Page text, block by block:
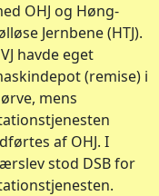
OHJ og Høng-
Jernbene (HTJ).
havde eget
(remise) i
mens
af OHJ. I
stod DSB for